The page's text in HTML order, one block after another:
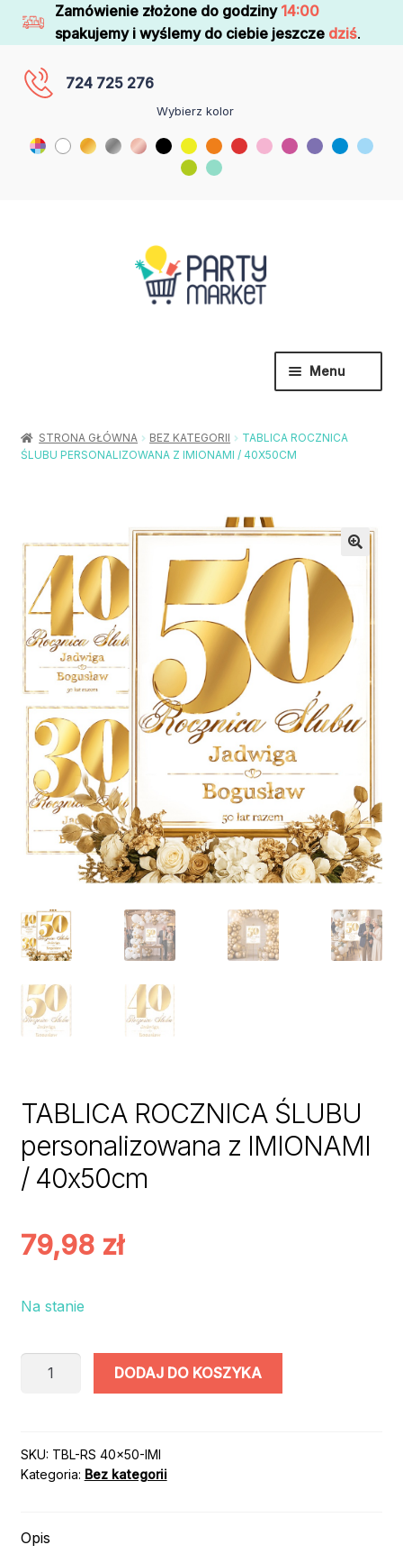
Zamówienie złożone do godziny 14:00
spakujemy i wyślemy do ciebie jeszcze dziś.
724 725 276
Wybierz kolor
Menu
Urodziny / Imprezy
menu
Stroje / Dodatki
Rozwiń
Akcesoria Party
Moje konto
STRONA GŁÓWNA BEZ KATEGORII
TABLICA ROCZNICA
ŚLUBU PERSONALIZOWANA Z IMIONAMI / 40X50CM
TABLICA ROCZNICA ŚLUBU
personalizowana z IMIONAMI
/ 40x50cm
79,98 zł
Na stanie
ilość
personalizowana
z
40x50cm
DODAJ DO KOSZYKA
SKU: TBL-RS 40x50-IMI
Kategoria: Bez kategorii
Opis